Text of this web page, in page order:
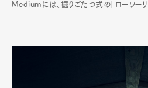
Mediumには、掘りごたつ式の「ローワーリ